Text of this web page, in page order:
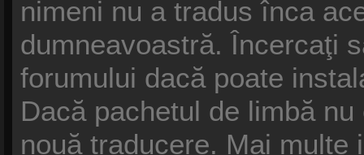
nimeni nu a tradus înca
dumneavoastră. Încercaţi
forumului dacă poate
Dacă pachetul de limbă
nouă traducere. Mai